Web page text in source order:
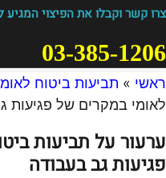
צרו קשר וקבלו את הפיצוי המגיע
03-385-1206
ראשי » תביעות ביטוח
לאומי במקרים של פגיעות
ערעור על תביעות
פגיעות גב בעבודה